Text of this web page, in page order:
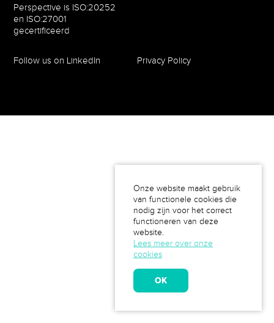
Onze website maakt gebruik
van functionele cookies die
nodig zijn voor het correct
functioneren van deze
website.
Lees meer over onze
cookies
OK
Perspective is ISO:20252
en ISO:27001
gecertificeerd
Follow us on LinkedIn Privacy Policy